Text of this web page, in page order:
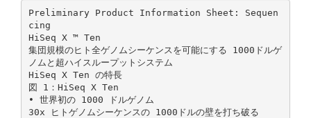
Preliminary Product Information Sheet: Sequen
cing
HiSeq X ™ Ten
集団規模のヒト全ゲノムシーケンスを可能にする 1000ドルゲ
ノムと超ハイスループットシステム
HiSeq X Ten の特長
図 1：HiSeq X Ten
• 世界初の 1000 ドルゲノム
30x ヒトゲノムシーケンスの 1000ドルの壁を打ち破る